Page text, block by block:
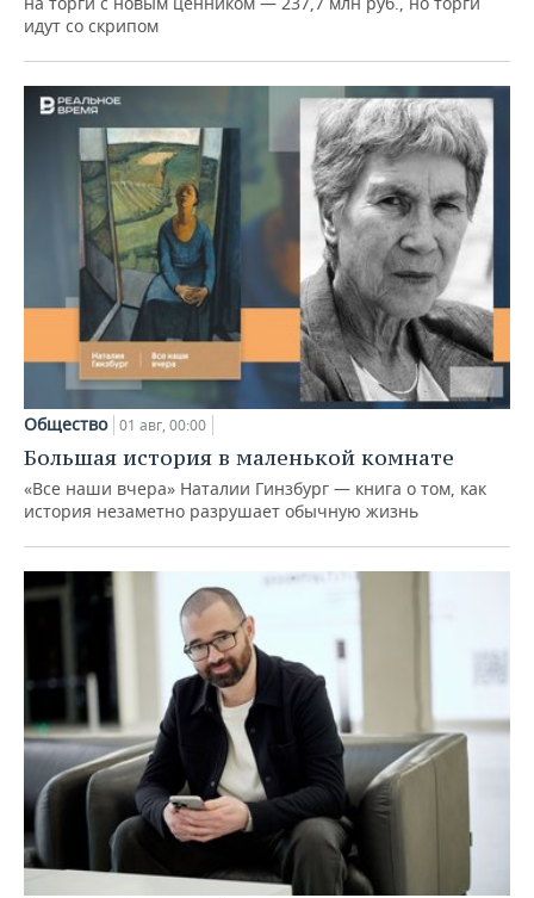
идут со скрипом
Общество 01 авг, 00:00
Большая история в маленькой комнате
«Все наши вчера» Наталии Гинзбург — книга о том, как
история незаметно разрушает обычную жизнь